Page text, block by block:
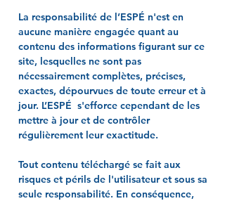
La responsabilité de l’ESPÉ n'est en
aucune manière engagée quant au
contenu des informations figurant sur ce
site, lesquelles ne sont pas
nécessairement complètes, précises,
exactes, dépourvues de toute erreur et à
jour. L’ESPÉ s'efforce cependant de les
mettre à jour et de contrôler
régulièrement leur exactitude.
Tout contenu téléchargé se fait aux
risques et périls de l'utilisateur et sous sa
seule responsabilité. En conséquence,